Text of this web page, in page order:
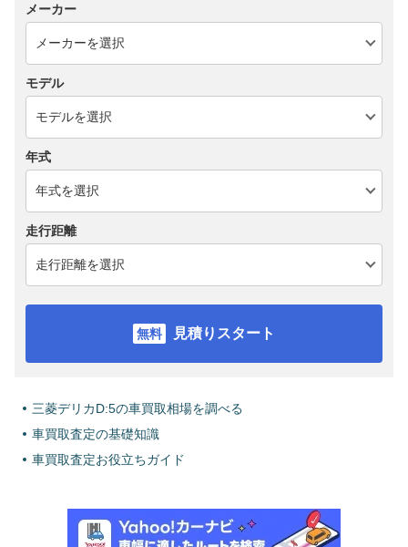
メーカー
モデル
年式
走行距離
見積りスタート
三菱デリカD:5の車買取相場を調べる
車買取査定の基礎知識
車買取査定お役立ちガイド